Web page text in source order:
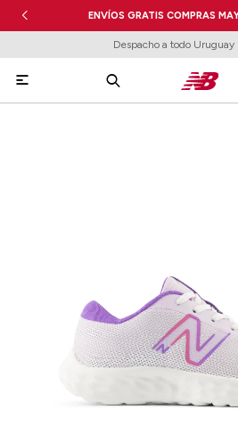
ENVÍOS GRATIS COMPRAS
Despacho a todo Uruguay
